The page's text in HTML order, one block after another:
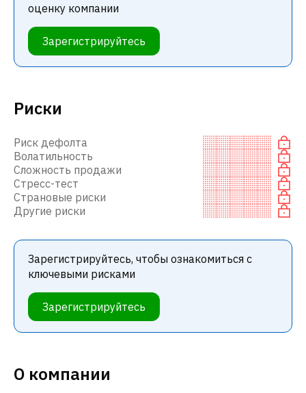
Риски
Риск дефолта
Волатильность
Сложность продажи
Стресс-тест
Страновые риски
Другие риски
Зарегистрируйтесь, чтобы ознакомиться с
ключевыми рисками
Зарегистрируйтесь
О компании
оценку компании
Зарегистрируйтесь